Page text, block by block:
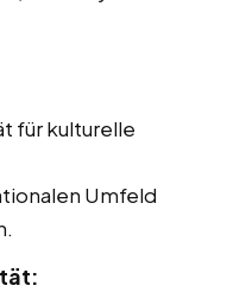
für kulturelle
Umfeld